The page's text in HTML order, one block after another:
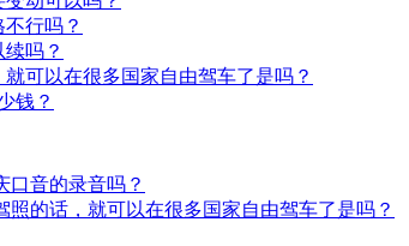
行吗？
吗？
可以在很多国家自由驾车了是吗？
钱？
口音的录音吗？
照的话，就可以在很多国家自由驾车了是吗？